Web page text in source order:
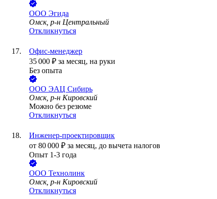
ООО Эгида
Омск, р-н Центральный
Откликнуться
Офис-менеджер
35 000 ₽ за месяц, на руки
Без опыта
ООО ЭАЦ Сибирь
Омск, р-н Кировский
Можно без резюме
Откликнуться
Инженер-проектировщик
от 80 000 ₽ за месяц, до вычета налогов
Опыт 1-3 года
ООО Технолинк
Омск, р-н Кировский
Откликнуться